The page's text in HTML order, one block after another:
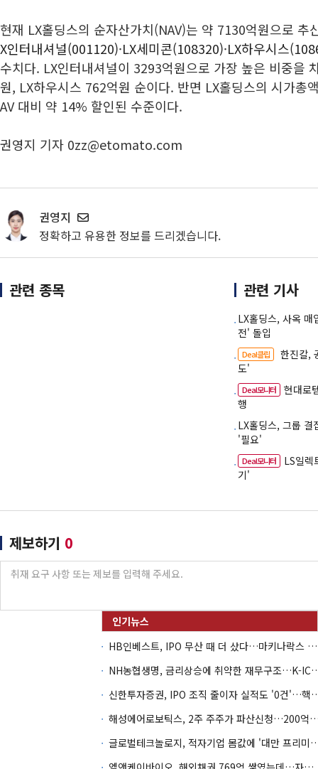
현재 LX홀딩스의 순자산가치(NAV)는 약 7130억원으로
X인터내셔널(001120)·LX세미콘(108320)·LX하우시스
수치다. LX인터내셔널이 3293억원으로 가장 높은 비중을
원, LX하우시스 762억원 순이다. 반면 LX홀딩스의 시가총
AV 대비 약 14% 할인된 수준이다.
권영지 기자 0zz@etomato.com
권영지
정확하고 유용한 정보를 드리겠습니다.
관련 종목 관련 기사
LX홀딩스, 사옥
전' 돌입
Deal클립
한진칼,
도'
Deal모니터
현대로
행
LX홀딩스, 그룹
'필요'
Deal모니터
LS일렉
기'
제보하기 0
HB인베스트, IPO 무산 때 더 샀다…마키나락스 투자 2.7배 회수
NH농협생명, 금리상승에 취
신한투자증권, IPO 조직 줄
해성에어로보틱스, 2주 주주가 파산
글로벌테크놀로지, 적자기업 몸값